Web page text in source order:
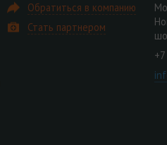
Обратиться в компанию
Стать партнером